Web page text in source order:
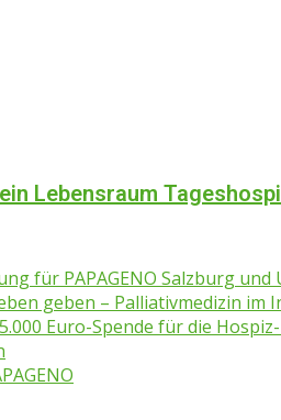
Lebensraum
für PAPAGENO Salzburg und
geben – Palliativmedizin im
Euro-Spende für die